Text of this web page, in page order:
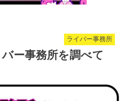
ライバー事務所
ー事務所を調べて